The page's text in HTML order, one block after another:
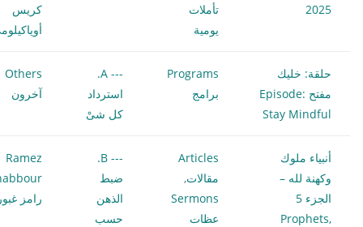
2025
تأملات
يومية
كريس
حلقة: خليك
مفتح Episode:
Stay Mindful
Programs
برامج
--- A.
استرداد
كل شىْ
Others
آخرون
أنبياء ملوك
وكهنة لله –
الجزء 5
Prophets,
Articles
مقالات,
Sermons
عظات
--- B.
ضبط
الذهن
حسب
Ramez
رامز